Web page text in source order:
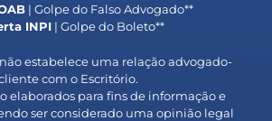
| Golpe do Falso Advogado**
INPI | Golpe do Boleto**
estabelece uma relação advogado-
com o Escritório.
elaborados para fins de informação e
ser considerado uma opinião legal